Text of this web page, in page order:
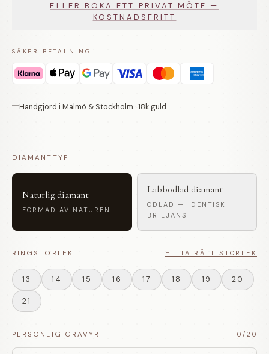
ELLER BOKA ETT PRIVAT MÖTE —
KOSTNADSFRITT
SÄKER BETALNING
Handgjord i Malmö & Stockholm · 18k guld
DIAMANTTYP
Naturlig diamant
FORMAD AV NATUREN
Labbodlad diamant
ODLAD — IDENTISK
BRILJANS
RINGSTORLEK HITTA RÄTT STORLEK
13 14 15 16 17 18 19 20
21
PERSONLIG GRAVYR 0 /20